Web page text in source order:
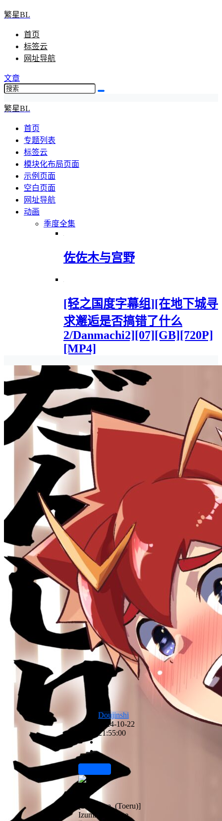
繁星BL
首页
标签云
网址导航
文章
繁星BL
首页
专题列表
标签云
模块化布局页面
示例页面
空白页面
网址导航
动画
季度全集
佐佐木与宫野
[轻之国度字幕组][在地下城寻
求邂逅是否搞错了什么
2/Danmachi2][07][GB][720P]
[MP4]
Doujinshi
2024-10-22
21:55:00
[Shinju-ya. (Toeru)]
Izumi Wakarase